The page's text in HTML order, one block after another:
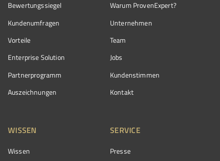
Bewertungssiegel
Kundenumfragen
Vorteile
Enterprise Solution
Partnerprogramm
Auszeichnungen
Warum ProvenExpert?
Unternehmen
Team
Jobs
Kundenstimmen
Kontakt
WISSEN
Wissen
SERVICE
Presse